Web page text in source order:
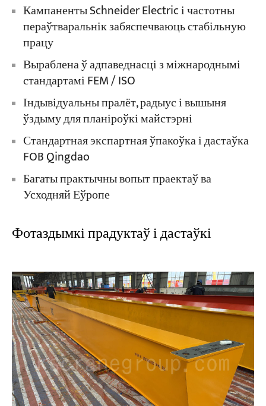
Кампаненты Schneider Electric і частотны
пераўтваральнік забяспечваюць стабільную
працу
Выраблена ў адпаведнасці з міжнароднымі
стандартамі FEM / ISO
Індывідуальны пралёт, радыус і вышыня
ўздыму для планіроўкі майстэрні
Стандартная экспартная ўпакоўка і дастаўка
FOB Qingdao
Багаты практычны вопыт праектаў ва
Усходняй Еўропе
Фотаздымкі прадуктаў і дастаўкі